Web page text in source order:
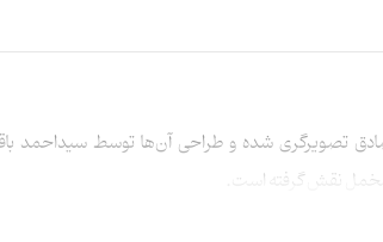
تصویرگری شده‌ و طراحی آن‌ها توسط سیداحمد